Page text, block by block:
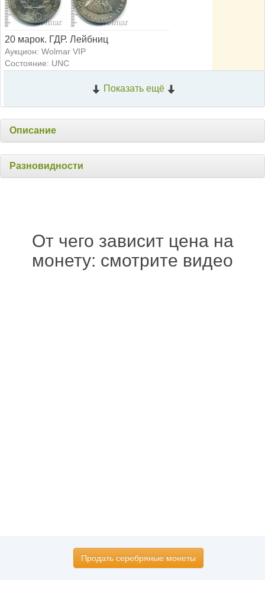
20 марок. ГДР. Лейбниц
Аукцион: Wolmar VIP
Состояние: UNC
Показать ещё
Описание
Разновидности
От чего зависит цена на
монету: смотрите видео
Продать серебряные монеты